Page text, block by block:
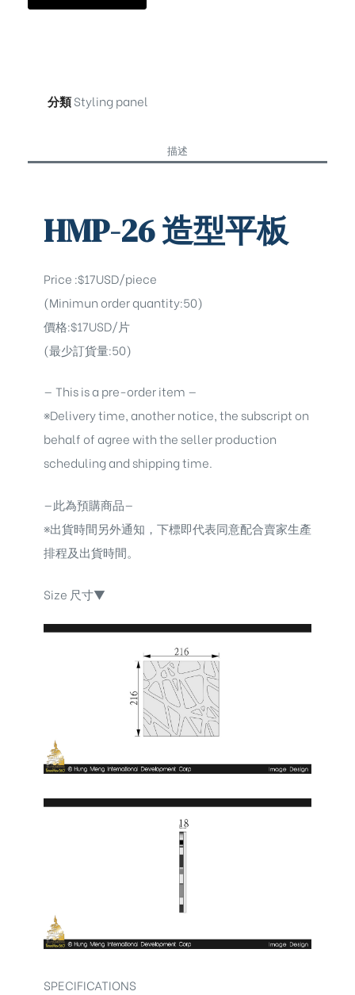
分類Styling panel
描述
HMP-26 造型平板
Price :$17USD/piece
(Minimun order quantity:50)
價格:$17USD/片
(最少訂貨量:50)
— This is a pre-order item —
※Delivery time, another notice, the subscript on
behalf of agree with the seller production
scheduling and shipping time.
—此為預購商品—
※出貨時間另外通知，下標即代表同意配合賣家生產
排程及出貨時間。
Size 尺寸▼
SPECIFICATIONS